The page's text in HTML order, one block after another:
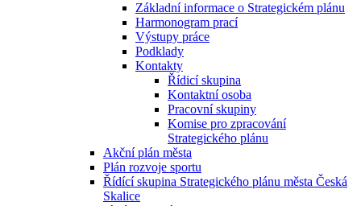
Základní informace o Strategickém plánu
Harmonogram prací
Výstupy práce
Podklady
Kontakty
Řídicí skupina
Kontaktní osoba
Pracovní skupiny
Komise pro zpracování
Strategického plánu
Akční plán města
Plán rozvoje sportu
Řídící skupina Strategického plánu města Česká
Skalice